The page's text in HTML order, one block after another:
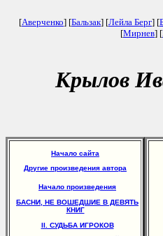
[Аверченко] [Бальзак] [Лейла Берг] [
[Мирнев] [
Крылов
Начало сайта
Другие произведения автора
Начало произведения
БАСНИ, НЕ ВОШЕДШИЕ В ДЕВЯТЬ
КНИГ
II. СУДЬБА ИГРОКОВ